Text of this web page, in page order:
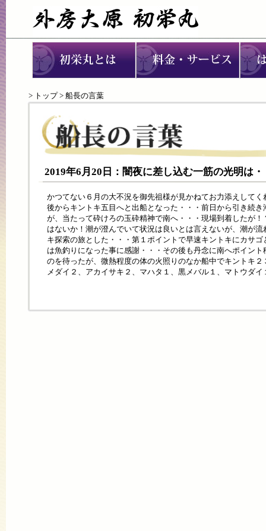
> トップ> 船長の言葉
2019年6月20日：闇夜に差し込む一筋の光明は・
かつてない６月の大不況を御先祖様が見かねてお力添えして
後からキントキ五目へと出船となった・・・前日から引き続
が、当たって砕けろの玉砕精神で南へ・・・現場到着したが
はないか！潮が澄んでいて状況は良いとは言えないが、潮が
キ探索の旅とした・・・第１ポイントで早速キントキにカサ
は魚釣りになった事に感謝・・・その後も丹念に南へポイン
のを待ったが、微熱程度の体の火照りのなか船中でキントキ
メダイ２、アカイサキ２、マハタ１、黒メバル１、マトウダ